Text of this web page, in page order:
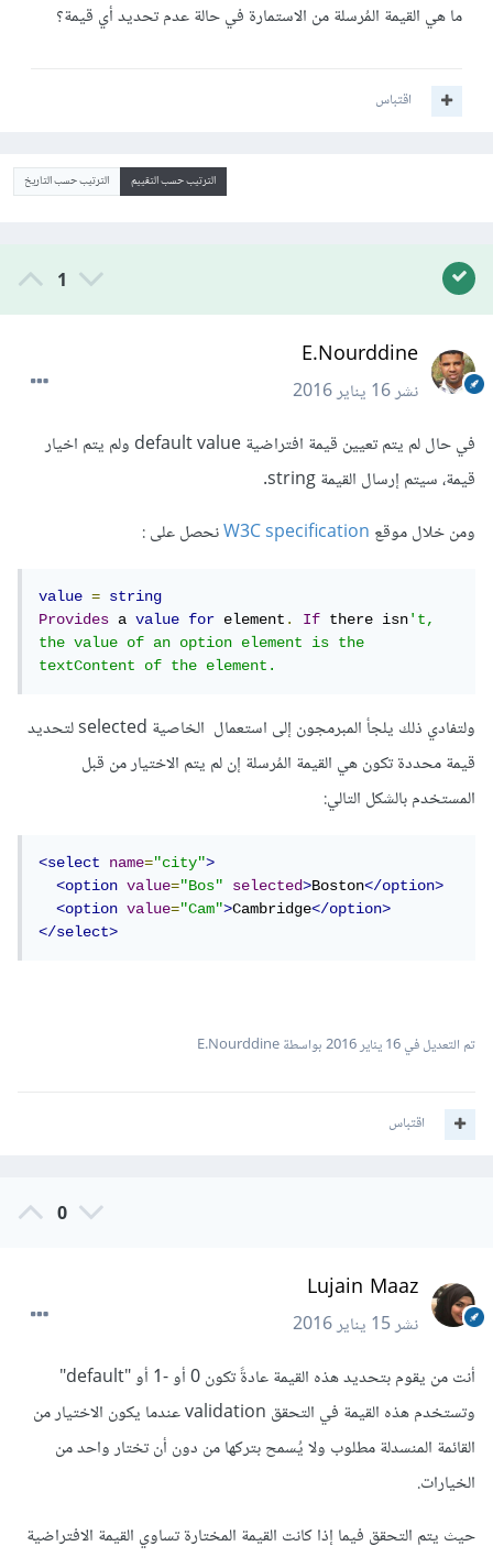
ما هي القيمة المُرسلة من الاستمارة في حالة عدم تحديد أي قيمة؟
اقتباس
الترتيب حسب التقييم الترتيب حسب التاريخ
1
E.Nourddine
نشر16 يناير 2016
في حال لم يتم تعيين قيمة افتراضية default value ولم يتم اخيار
قيمة، سيتم إرسال القيمة string.
ومن خلال موقع W3C specificationنحصل على :
value =
string
Provides a value for element. If there isn't,
the value of an option element is the
textContent of the element.
ولتفادي ذلك يلجأ المبرمجون إلى استعمال الخاصية selected لتحديد
قيمة محددة تكون هي القيمة المُرسلة إن لم يتم الاختيار من قبل
المستخدم بالشكل التالي:
<select name="city">
<option
value="Bos" selected>Boston</option>
<option
value="Cam">Cambridge</option>
</select>
تم التعديل في16 يناير 2016 بواسطة E.Nourddine
اقتباس
0
Lujain Maaz
نشر15 يناير 2016
أنت من يقوم بتحديد هذه القيمة عادةً تكون 0 أو -1 أو "default"
وتستخدم هذه القيمة في التحقق validation عندما يكون الاختيار من
القائمة المنسدلة مطلوب ولا يُسمح بتركها من دون أن تختار واحد من
الخيارات.
حيث يتم التحقق فيما إذا كانت القيمة المختارة تساوي القيمة الافتراضية